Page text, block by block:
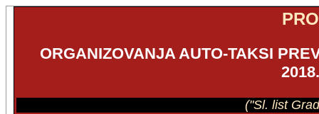
ORGANIZOVANJA AUTO-TAKSI
("Sl. list